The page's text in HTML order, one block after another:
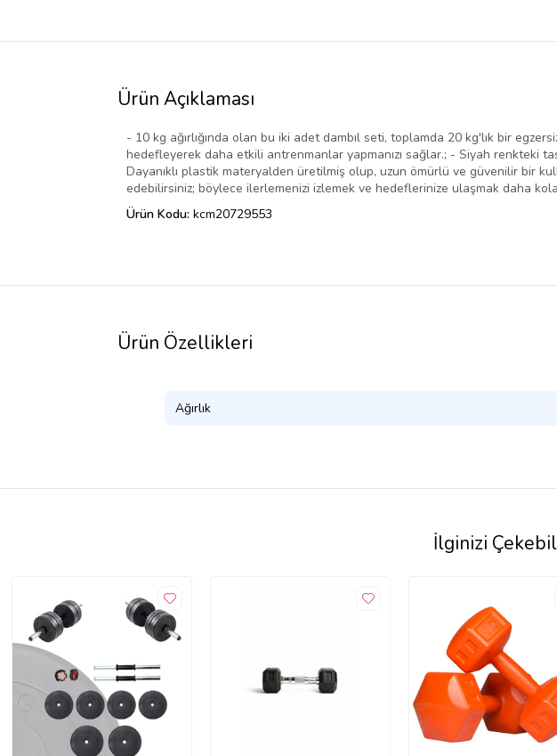
Ürün Açıklaması
- 10 kg ağırlığında olan bu iki adet dambıl seti, toplamda 20 kg'lık bir
hedefleyerek daha etkili antrenmanlar yapmanızı sağlar.; - Siyah renkteki
Dayanıklı plastik materyalden üretilmiş olup, uzun ömürlü ve güvenilir bir
edebilirsiniz; böylece ilerlemenizi izlemek ve hedeflerinize ulaşmak daha
Ürün Kodu: kcm20729553
Ürün Özellikleri
Ağırlık
İlginizi